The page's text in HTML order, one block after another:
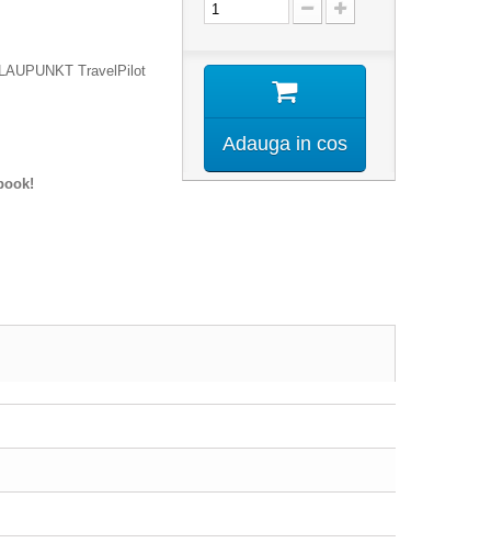
TravelPilot
Adauga in cos